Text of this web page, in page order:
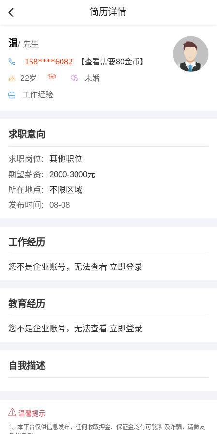
简历详情
温/ 先生
158****6082 【查看需要80金币】
22岁 未婚
工作经验
求职意向
求职岗位:
其他职位
期望薪资:
2000-3000元
所在地点:
不限区域
发布时间:
08-08
工作经历
您不是企业账号，无法查看 立即登录
教育经历
您不是企业账号，无法查看 立即登录
自我描述
温馨提示
1、本平台仅供信息发布，任何收取押金、保证金均有可能涉 及诈骗，请微友